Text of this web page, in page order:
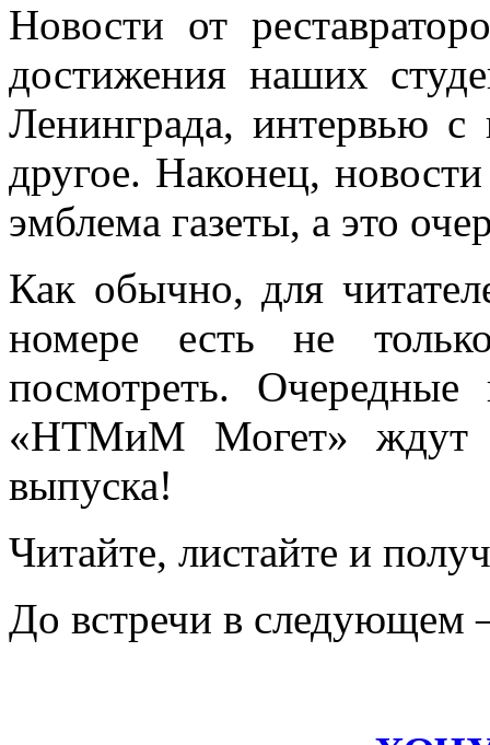
Новости от
достижения наших
Ленинграда, интервью
другое. Наконец,
эмблема газеты, а это
Как обычно, для
номере есть не
посмотреть.
«НТМиМ Могет» ждут
выпуска!
Читайте, листайте и
До встречи в следующем